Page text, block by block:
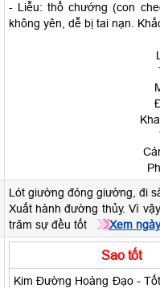
- Liễu: thổ chướng (con
không yên, dễ bị tai nạn.
Lót giường đóng giường, đi
Xuất hành đường thủy. Vì
trăm sự đều tốt
Xem
Sao tốt
Kim Đường Hoàng Đạo -